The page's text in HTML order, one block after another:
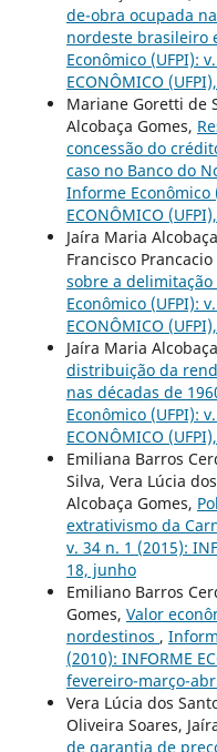
de-obra ocupada
nordeste brasileiro
Econômico (UFPI):
ECONÔMICO
Mariane Goretti de
Alcobaça Gomes,
concessão do
caso no Banco do
Informe Econômico
ECONÔMICO
Jaíra Maria
Francisco
sobre a
Econômico (UFPI):
ECONÔMICO
Jaíra Maria
distribuição da
nas décadas de
Econômico (UFPI):
ECONÔMICO
Emiliana Barros
Silva, Vera Lúcia
Alcobaça Gomes,
extrativismo da
v. 34 n. 1 (2015):
18, junho
Emiliano Barros
Gomes, Valor
nordestinos ,
(2010): INFORME
fevereiro-março-
Vera Lúcia dos
Oliveira Soares,
de garantia de